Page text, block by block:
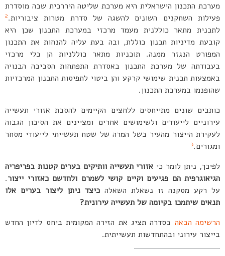
מערכת התכנון הישראלית היא מערכת שליטה היררכית שבה מוסדרת
פעילות השחקנים השונים להשגה של סדרת מטרות ציבוריות.2
לתכנית מתאר כוללנית מעמד מרכזי במערכת התכנון שכן היא
קובעת מדיניות תכנון כוללת, ובה בעת עליה להנחות את התכנון
המפורט הנגזר ממנה. תוכניות מתאר כוללניות הן כלי מרכזי
בעבודתה של מערכת התכנון באסדרת התפתחות הסביבה הבנויה
באמצעות תכנית שימושי קרקע והן ביטוי לתפיסות התכנון המרכזיות
שהופנמו במערכת התכנון.
כותבים שונים מתייחסים ללחצים הקיימים להסבת אזורי תעשייה
עירוניים לייעודים ולשימושים אחרים ומציינים את הסיכון הגבוה
לעקירת הייצור מהעיר בשל המרה של שטח תעשייתי לייעודי מסחר
ומגורים.3
לפיכך, ניתן לומר כי אזורי תעשייה וותיקים בערים קטנות בפריפריה
הגיאוגרפית הם פגיעים וקיים קושי לשמרם ולחדשם כאזורי ייצור.
על רקע מסקנה זו נשאלת השאלה כיצד ניתן ליצור בערים אלו
תנאים שיתמכו בקיומה של תעשייה עירונית?
הרשימה הבאה בסדרה תציג את הזירה המקומית ביחס לדיון החדש
בייצור עירוני ובהתחדשות תעשייתית.